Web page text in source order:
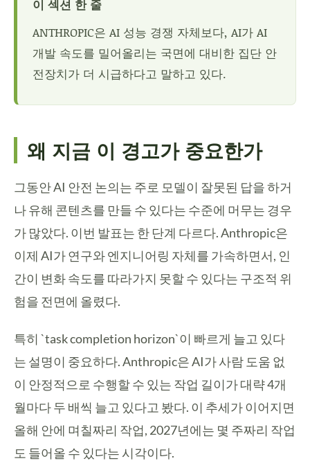
이 섹션 한 줄
ANTHROPIC은 AI 성능 경쟁 자체보다, AI가 AI
개발 속도를 밀어올리는 국면에 대비한 집단 안
전장치가 더 시급하다고 말하고 있다.
왜 지금 이 경고가 중요한가
그동안 AI 안전 논의는 주로 모델이 잘못된 답을 하거
나 유해 콘텐츠를 만들 수 있다는 수준에 머무는 경우
가 많았다. 이번 발표는 한 단계 다르다. Anthropic은
이제 AI가 연구와 엔지니어링 자체를 가속하면서, 인
간이 변화 속도를 따라가지 못할 수 있다는 구조적 위
험을 전면에 올렸다.
특히 `task completion horizon`이 빠르게 늘고 있다
는 설명이 중요하다. Anthropic은 AI가 사람 도움 없
이 안정적으로 수행할 수 있는 작업 길이가 대략 4개
월마다 두 배씩 늘고 있다고 봤다. 이 추세가 이어지면
올해 안에 며칠짜리 작업, 2027년에는 몇 주짜리 작업
도 들어올 수 있다는 시각이다.